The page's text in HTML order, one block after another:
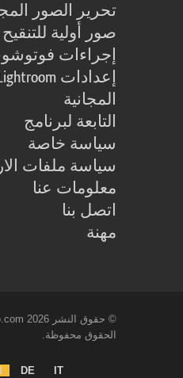
تحرير الصور
صور أولية للتنقيح
إجراءات
المجانية
التابعة لبرنامج
سياسة خاصة
سياسة ملفات
معلومات عنا
اتصل بنا
مهنة
الحقوق محفوظة.
DE IT